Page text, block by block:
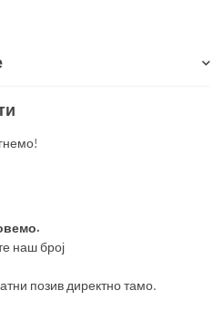
наш број
позив директно тамо.